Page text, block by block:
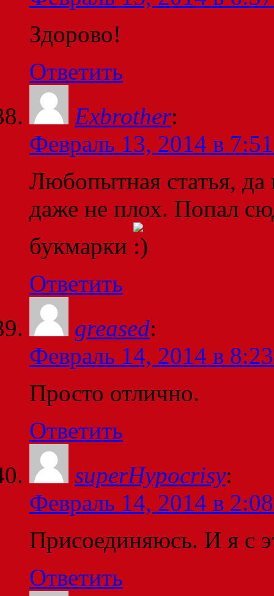
Здорово!
Ответить
Exbrother:
Февраль 13, 2014 в
Любопытная статья,
даже не плох. Попал
букмарки
Ответить
greased:
Февраль 14, 2014 в
Просто отлично.
Ответить
superHypocrisy:
Февраль 14, 2014 в
Присоединяюсь. И я с
Ответить